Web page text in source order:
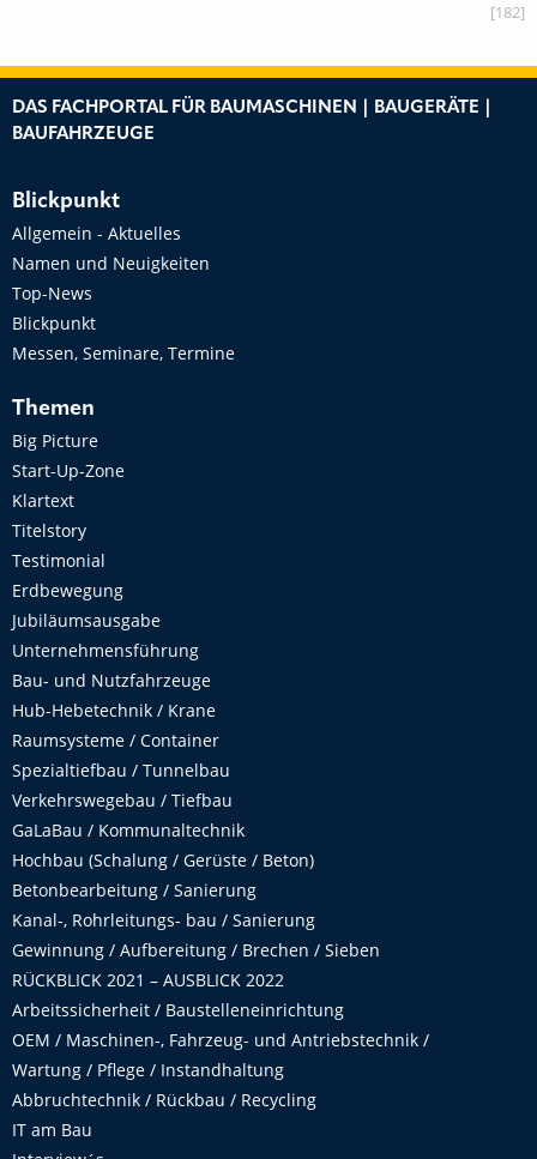
[182]
DAS FACHPORTAL FÜR BAUMASCHINEN | BAUGERÄTE |
BAUFAHRZEUGE
Blickpunkt
Allgemein - Aktuelles
Namen und Neuigkeiten
Top-News
Blickpunkt
Messen, Seminare, Termine
Themen
Big Picture
Start-Up-Zone
Klartext
Titelstory
Testimonial
Erdbewegung
Jubiläumsausgabe
Unternehmensführung
Bau- und Nutzfahrzeuge
Hub-Hebetechnik / Krane
Raumsysteme / Container
Spezialtiefbau / Tunnelbau
Verkehrswegebau / Tiefbau
GaLaBau / Kommunaltechnik
Hochbau (Schalung / Gerüste / Beton)
Betonbearbeitung / Sanierung
Kanal-, Rohrleitungs- bau / Sanierung
Gewinnung / Aufbereitung / Brechen / Sieben
RÜCKBLICK 2021 – AUSBLICK 2022
Arbeitssicherheit / Baustelleneinrichtung
OEM / Maschinen-, Fahrzeug- und Antriebstechnik /
Wartung / Pflege / Instandhaltung
Abbruchtechnik / Rückbau / Recycling
IT am Bau